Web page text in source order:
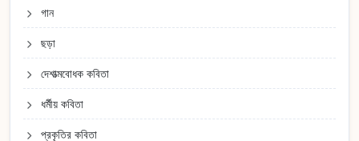
গান
ছড়া
দেশাত্মবোধক কবিতা
ধর্মীয় কবিতা
প্রকৃতির কবিতা